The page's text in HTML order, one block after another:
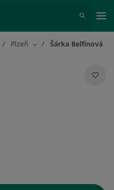
Plzeň Změna města
Šárka Belfínová